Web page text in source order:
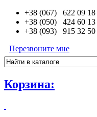
+38 (067) 622 09 18
+38 (050) 424 60 13
+38 (093) 915 32 50
Перезвоните мне
Корзина: